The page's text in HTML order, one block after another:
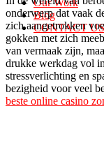
Our Work
Blog
CONTACT US
onderwerp dat vaak
zich aangetrokken
gokken met zich
van vermaak zijn,
drukke werkdag vol
stressverlichting en
bezigheid voor veel
beste online casino